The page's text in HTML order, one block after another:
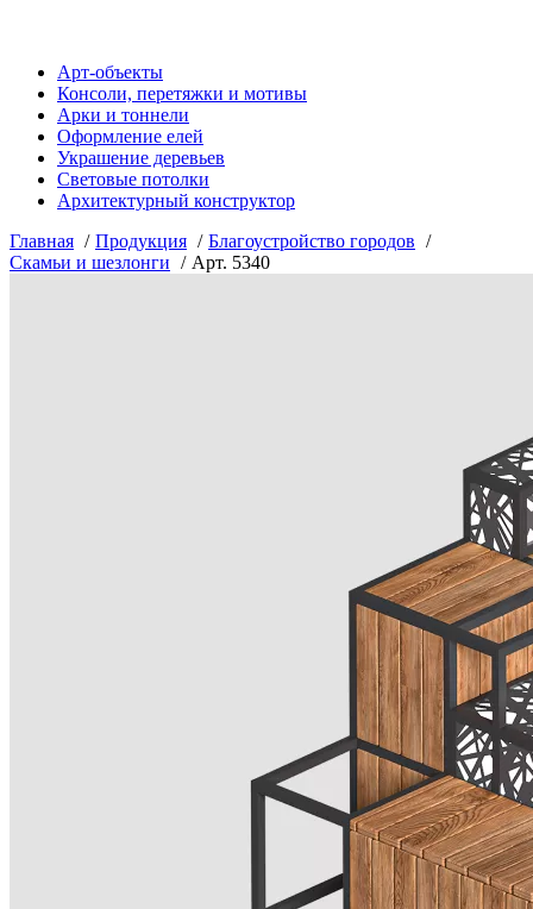
Арт-объекты
Консоли, перетяжки и мотивы
Арки и тоннели
Оформление елей
Украшение деревьев
Световые потолки
Архитектурный конструктор
Главная
Продукция
Благоустройство городов
Скамьи и шезлонги
Арт. 5340